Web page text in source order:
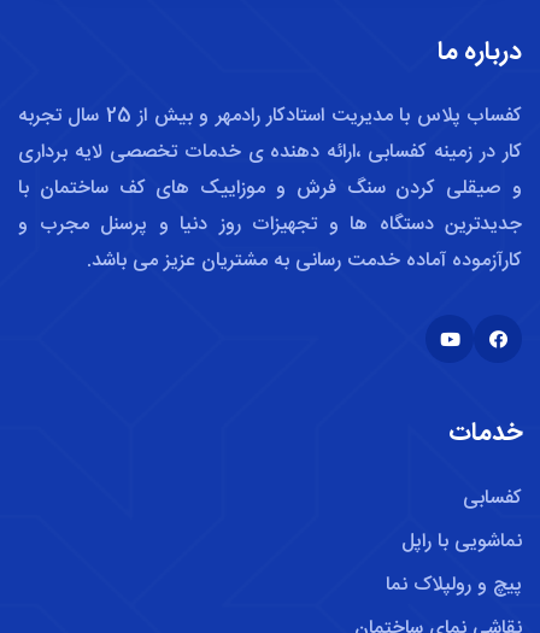
درباره ما
کفساب پلاس با مدیریت استادکار رادمهر و بیش از 25 سال تجربه
کار در زمینه کفسابی ،ارائه دهنده ی خدمات تخصصی لایه برداری
و صیقلی کردن سنگ فرش و موزاییک های کف ساختمان با
جدیدترین دستگاه ها و تجهیزات روز دنیا و پرسنل مجرب و
کارآزموده آماده خدمت رسانی به مشتریان عزیز می باشد.
خدمات
کفسابی
نماشویی با راپل
پیچ و رولپلاک نما